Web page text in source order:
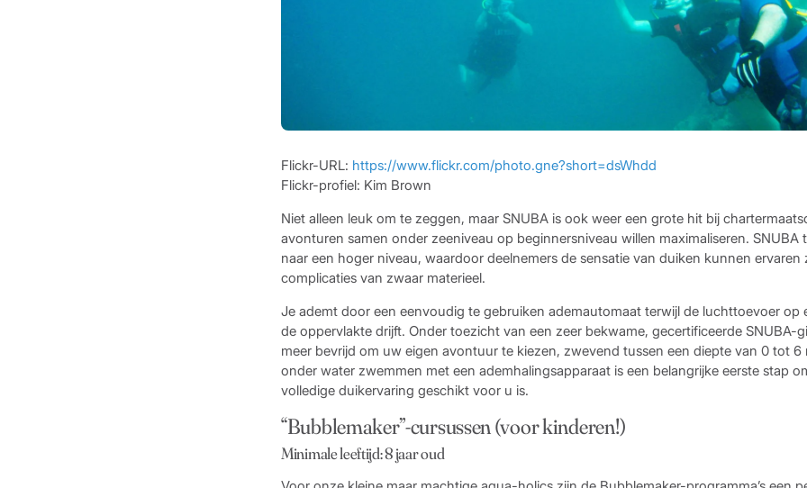
Flickr-URL: https://www.flickr.com/photo.gne?short=dsWhdd
Flickr-profiel: Kim Brown
Niet alleen leuk om te zeggen, maar SNUBA is ook weer een grote hit bij
avonturen samen onder zeeniveau op beginnersniveau willen maximaliseren. SNUBA
naar een hoger niveau, waardoor deelnemers de sensatie van duiken kunnen ervaren
complicaties van zwaar materieel.
Je ademt door een eenvoudig te gebruiken ademautomaat terwijl de luchttoevoer op
de oppervlakte drijft. Onder toezicht van een zeer bekwame, gecertificeerde SNUBA-
meer bevrijd om uw eigen avontuur te kiezen, zwevend tussen een diepte van 0 tot 6
onder water zwemmen met een ademhalingsapparaat is een belangrijke eerste stap
volledige duikervaring geschikt voor u is.
“Bubblemaker”-cursussen (voor kinderen!)
Minimale leeftijd: 8 jaar oud